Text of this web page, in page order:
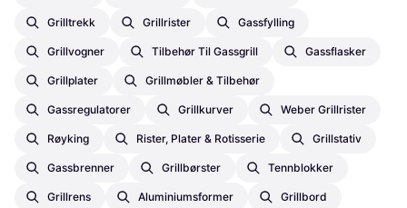
Grilltrekk Grillrister Gassfylling
Grillvogner Tilbehør Til Gassgrill Gassflasker
Grillplater Grillmøbler & Tilbehør
Gassregulatorer Grillkurver Weber Grillrister
Røyking Rister, Plater & Rotisserie Grillstativ
Gassbrenner Grillbørster Tennblokker
Grillrens Aluminiumsformer Grillbord